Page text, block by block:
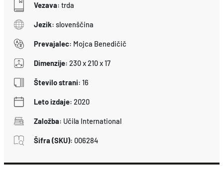
Vezava: trda
Jezik: slovenščina
Prevajalec: Mojca Benedičič
Dimenzije: 230 x 210 x 17
Število strani: 16
Leto izdaje: 2020
Založba: Učila International
Šifra (SKU): 006284